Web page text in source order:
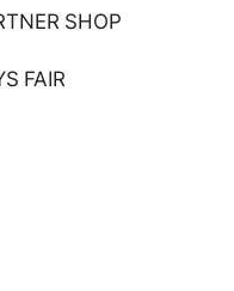
SHOP
FAIR